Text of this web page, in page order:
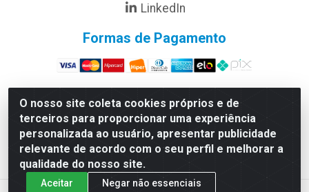
O nosso site coleta cookies próprios e de
terceiros para proporcionar uma experiência
personalizada ao usuário, apresentar publicidade
relevante de acordo com o seu perfil e melhorar a
qualidade do nosso site.
Aceitar Negar não essenciais
LinkedIn
Formas de Pagamento
Rymo Imagem e Produtos Gráficos da Amazonia LTDA -
Av. Ajuricaba, 379 - Cachoeirinha, Manaus/AM - CEP
69065-110 - CNPJ 14.220.230.0001-70